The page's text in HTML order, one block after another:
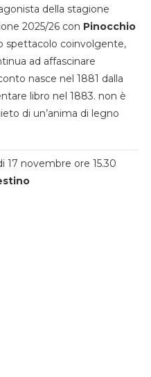
della stagione
2025/26 con Pinocchio
spettacolo coinvolgente,
ad affascinare
nasce nel 1881 dalla
libro nel 1883. non è
di un’anima di legno
17 novembre ore 15.30